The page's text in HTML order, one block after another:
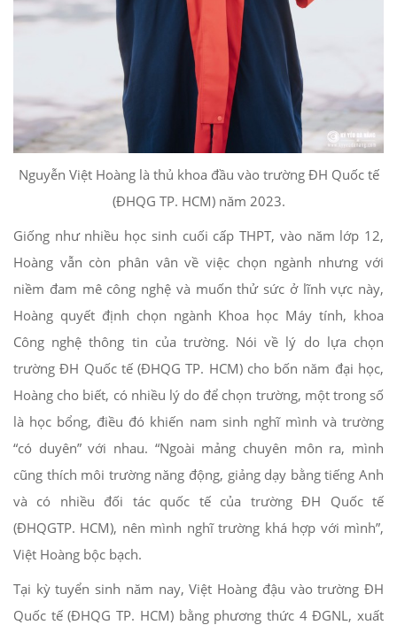
Nguyễn Việt Hoàng là thủ khoa đầu vào trường ĐH Quốc tế
(ĐHQG TP. HCM) năm 2023.
Giống như nhiều học sinh cuối cấp THPT, vào năm lớp 12,
Hoàng vẫn còn phân vân về việc chọn ngành nhưng với
niềm đam mê công nghệ và muốn thử sức ở lĩnh vực này,
Hoàng quyết định chọn ngành Khoa học Máy tính, khoa
Công nghệ thông tin của trường. Nói về lý do lựa chọn
trường ĐH Quốc tế (ĐHQG TP. HCM) cho bốn năm đại học,
Hoàng cho biết, có nhiều lý do để chọn trường, một trong số
là học bổng, điều đó khiến nam sinh nghĩ mình và trường
“có duyên” với nhau. “Ngoài mảng chuyên môn ra, mình
cũng thích môi trường năng động, giảng dạy bằng tiếng Anh
và có nhiều đối tác quốc tế của trường ĐH Quốc tế
(ĐHQGTP. HCM), nên mình nghĩ trường khá hợp với mình”,
Việt Hoàng bộc bạch.
Tại kỳ tuyển sinh năm nay, Việt Hoàng đậu vào trường ĐH
Quốc tế (ĐHQG TP. HCM) bằng phương thức 4 ĐGNL, xuất